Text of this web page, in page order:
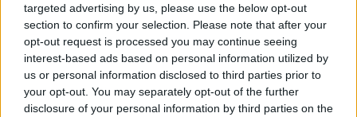
targeted advertising by us, please use the below opt-out
section to confirm your selection. Please note that after your
opt-out request is processed you may continue seeing
interest-based ads based on personal information utilized by
us or personal information disclosed to third parties prior to
your opt-out. You may separately opt-out of the further
disclosure of your personal information by third parties on the